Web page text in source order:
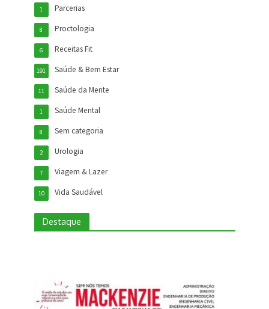
Parcerias
1
Proctologia
8
Receitas Fit
6
Saúde & Bem Estar
191
Saúde da Mente
11
Saúde Mental
1
Sem categoria
8
Urologia
2
Viagem & Lazer
7
Vida Saudável
10
Destaque